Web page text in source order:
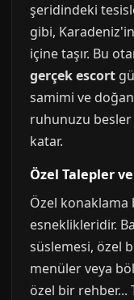
şeridindeki
gibi,
içine taşır. Bu
gerçek escort
samimi ve
ruhunuzu
katar.
Özel Talepler
Özel
esneklikleridir.
süslemesi, özel
menüler veya
özel bir